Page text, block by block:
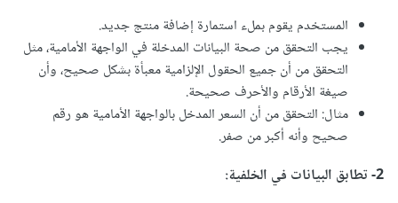
المستخدم يقوم بملء استمارة إضافة منتج جديد.
يجب التحقق من صحة البيانات المدخلة في الواجهة الأمامية، مثل
التحقق من أن جميع الحقول الإلزامية معبأة بشكل صحيح، وأن
صيغة الأرقام والأحرف صحيحة.
مثال: التحقق من أن السعر المدخل بالواجهة الأمامية هو رقم
صحيح وأنه أكبر من صفر.
2- تطابق البيانات في الخلفية: